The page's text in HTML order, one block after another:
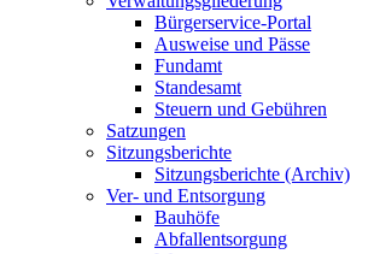
Bürgerservice-Portal
Ausweise und Pässe
Fundamt
Standesamt
Steuern und Gebühren
Satzungen
Sitzungsberichte
Sitzungsberichte (Archiv)
Ver- und Entsorgung
Bauhöfe
Abfallentsorgung